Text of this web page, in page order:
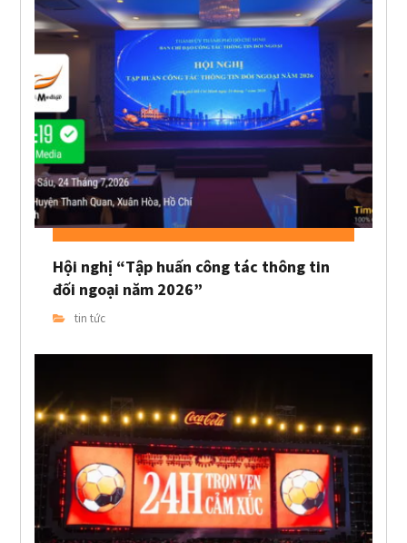
Hội nghị “Tập huấn công tác thông tin
đối ngoại năm 2026”
tin tức